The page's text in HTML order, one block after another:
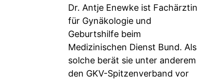
Dr. Antje Enewke ist Fachärztin
für Gynäkologie und
Geburtshilfe beim
Medizinischen Dienst Bund. Als
solche berät sie unter anderem
den GKV-Spitzenverband vor